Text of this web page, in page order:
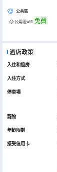
公共區
公用區wifi 免費
酒店政策
入住和退房
入住方式
停車場
寵物
年齡限制
接受信用卡